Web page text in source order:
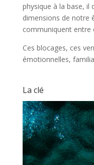
physique à la base, il
dimensions de notre
communiquent entre
Ces blocages, ces
émotionnelles,
La clé